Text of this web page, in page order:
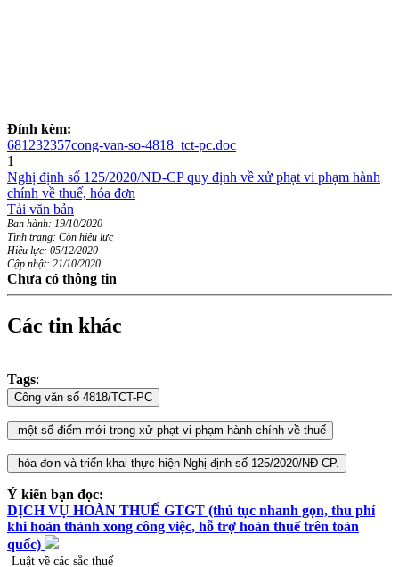
Đính kèm:
681232357cong-van-so-4818_tct-pc.doc
1
Nghị định số 125/2020/NĐ-CP quy định về xử phạt vi phạm hành
chính về thuế, hóa đơn
Tải văn bản
Ban hành: 19/10/2020
Tình trạng: Còn hiệu lực
Hiệu lực: 05/12/2020
Cập nhật: 21/10/2020
Chưa có thông tin
Các tin khác
Tags:
Ý kiến bạn đọc:
DỊCH VỤ HOÀN THUẾ GTGT (thủ tục nhanh gọn, thu phí
khi hoàn thành xong công việc, hỗ trợ hoàn thuế trên toàn
quốc)
Luật về các sắc thuế